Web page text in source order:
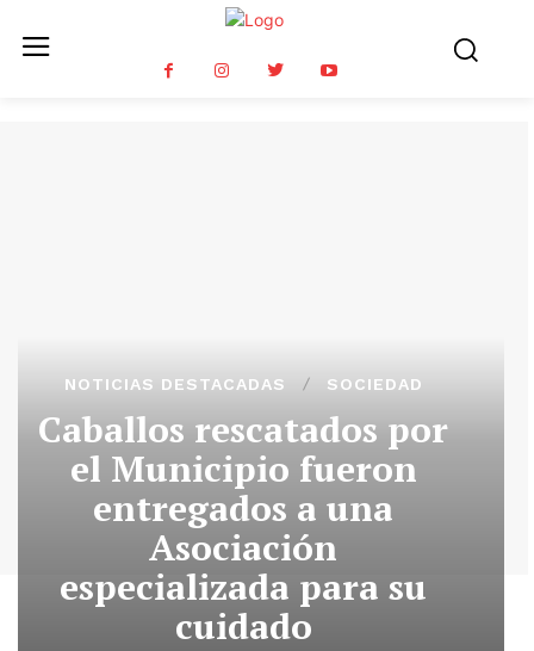
NOTICIAS DESTACADAS SOCIEDAD
Caballos rescatados por
el Municipio fueron
entregados a una
Asociación
especializada para su
cuidado